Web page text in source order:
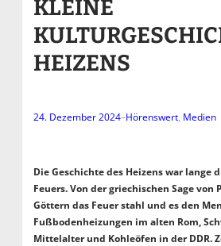
KLEINE
HEIZENS
24. Dezember 2024–Hörenswert, Medien
Die Geschichte des Heizens war lange
Feuers. Von der griechischen Sage von
Göttern das Feuer stahl und es den
Fußbodenheizungen im alten Rom,
Mittelalter und Kohleöfen in der DDR.